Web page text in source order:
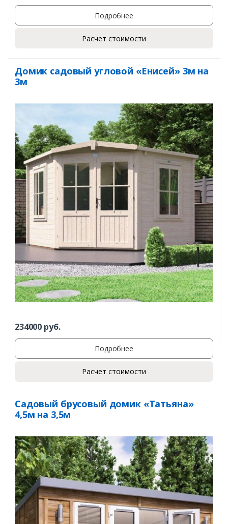
Заказать
Ваше имя*
Подробнее
Расчет стоимости
Домик садовый угловой «Енисей» 3м на
3м
234000 руб.
Подробнее
Расчет стоимости
Садовый брусовый домик «Татьяна»
4,5м на 3,5м